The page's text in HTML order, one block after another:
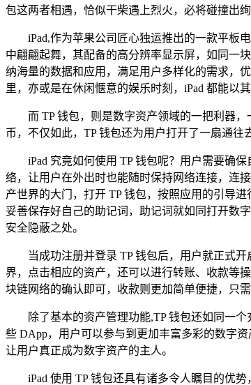
包这两者相遇，恰似干柴遇上烈火，必将碰撞出
iPad,作为苹果公司匠心独运推出的一款平板
中翩翩起舞，其配备的高分辨率显示屏，如同一
纳海量的数据和应用，满足用户多样化的需求，
里，亦或是在休闲惬意的娱乐时刻，iPad 都能以
而 TP 钱包，则是数字资产领域的一把利器
币，不仅如此，TP 钱包还为用户打开了一扇通
iPad 究竟如何使用 TP 钱包呢？用户需要确
络，让用户在外出时也能随时保持网络连接，连
产世界的大门，打开 TP 钱包，按照应用的引导
妥善保存好自己的助记词，助记词就如同打开数
安全隐蔽之处。
当成功注册并登录 TP 钱包后，用户就正式
界，点击相应的资产，还可以进行转账、收款等
块链网络的确认即可，收款则更加简单便捷，只
除了基本的资产管理功能,TP 钱包还如同一
些 DApp，用户可以参与到更加丰富多彩的数字
让用户真正成为数字资产的主人。
iPad 使用 TP 钱包还具有诸多令人瞩目的优